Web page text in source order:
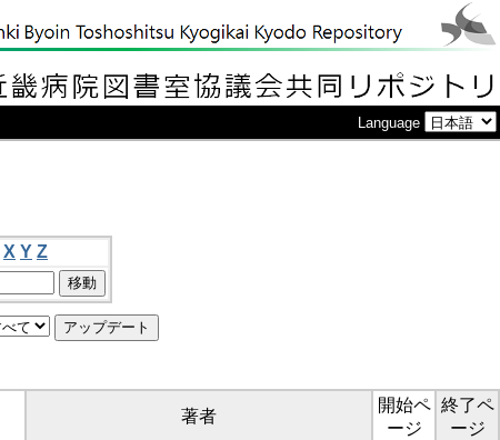
Language
X Y Z
著者
開始ペ
ージ
終了ペ
ージ